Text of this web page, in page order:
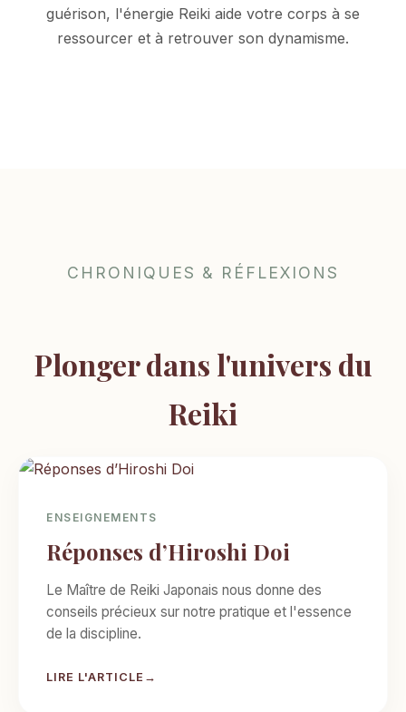
guérison, l'énergie Reiki aide votre corps à se
ressourcer et à retrouver son dynamisme.
CHRONIQUES & RÉFLEXIONS
Plonger dans l'univers du
Reiki
ENSEIGNEMENTS
Réponses d’Hiroshi Doi
Le Maître de Reiki Japonais nous donne des
conseils précieux sur notre pratique et l'essence
de la discipline.
LIRE L'ARTICLE